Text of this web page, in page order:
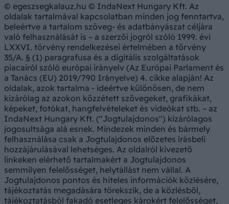
© egeszsegkalauz.hu © IndaNext Hungary Kft. Az
oldalak tartalmával kapcsolatban minden jog fenntartva,
beleértve a tartalom szöveg- és adatbányászat céljára
való felhasználását is – a szerzői jogról szóló 1999. évi
LXXVI. törvény rendelkezései értelmében a törvény
35/A. § (1) paragrafusa és a digitális szolgáltatások
piacairól szóló európai irányelv (Az Európai Parlament és
a Tanács (EU) 2019/790 Irányelve) 4. cikke alapján! Az
oldalak, azok tartalma - ideértve különösen, de nem
kizárólag az azokon közzétett szövegeket, grafikákat,
képeket, fotókat, hangfelvételeket és videókat stb. – az
IndaNext Hungary Kft. ("Jogtulajdonos") kizárólagos
jogosultsága alá esnek. Mindezek minden és bármely
felhasználása csak a Jogtulajdonos előzetes írásbeli
hozzájárulásával lehetséges. Az oldalról kivezető
linkeken elérhető tartalmakért a Jogtulajdonos
semmilyen felelősséget, helytállást nem vállal. A
Jogtulajdonos pontos és hiteles információk közlésére,
tájékoztatás megadására törekszik, de a közlésből,
tájékoztatásból fakadó esetleges károkért felelősséget,